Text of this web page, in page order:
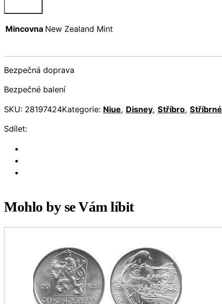
Mincovna New Zealand Mint
Bezpečná doprava
Bezpečné balení
SKU: 28197424Kategorie: Niue, Disney, Stříbro,
Sdílet:
Mohlo by se Vám líbit